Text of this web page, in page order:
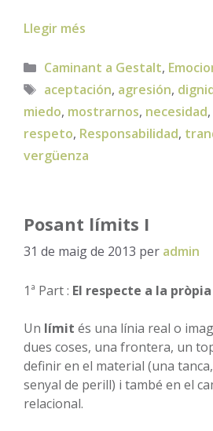
Llegir més
Categories
Caminant a Gestalt,
Etiquetes
aceptación, agresión,
miedo, mostrarnos, necesidad,
respeto, Responsabilidad,
vergüenza
Posant límits I
31 de maig de 2013 per admin
1ª Part : El respecte a la
Un límit és una línia real o
dues coses, una frontera, un
definir en el material (una
senyal de perill) i també en el
relacional.